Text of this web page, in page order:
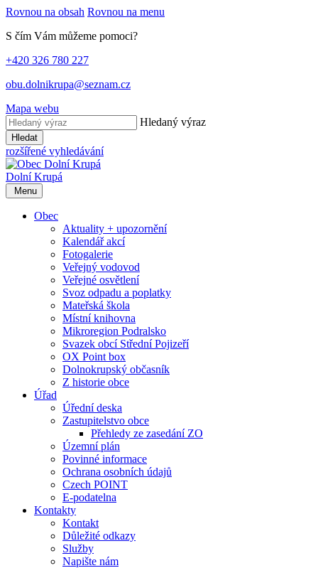
Rovnou na obsah Rovnou na menu
S čím Vám můžeme pomoci?
+420 326 780 227
obu.dolnikrupa@seznam.cz
Mapa webu
Hledaný výraz
Hledat
rozšířené vyhledávání
Dolní Krupá
Menu
Obec
Aktuality + upozornění
Kalendář akcí
Fotogalerie
Veřejný vodovod
Veřejné osvětlení
Svoz odpadu a poplatky
Mateřská škola
Místní knihovna
Mikroregion Podralsko
Svazek obcí Střední Pojizeří
OX Point box
Dolnokrupský občasník
Z historie obce
Úřad
Úřední deska
Zastupitelstvo obce
Přehledy ze zasedání ZO
Územní plán
Povinné informace
Ochrana osobních údajů
Czech POINT
E-podatelna
Kontakty
Kontakt
Důležité odkazy
Služby
Napište nám